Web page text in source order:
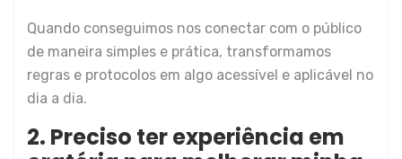
Quando conseguimos nos conectar com o público
de maneira simples e prática, transformamos
regras e protocolos em algo acessível e aplicável no
dia a dia.
2. Preciso ter experiência em